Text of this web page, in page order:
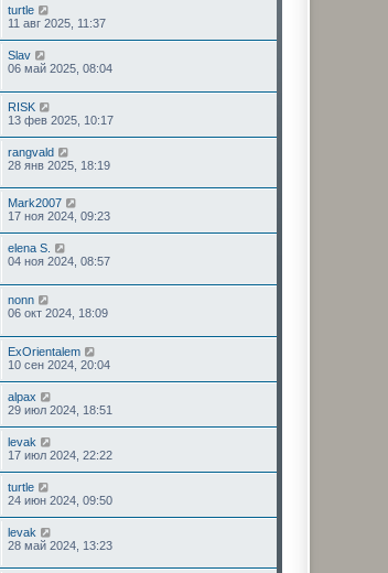
turtle
11 авг 2025, 11:37
Slav
06 май 2025, 08:04
RISK
13 фев 2025, 10:17
rangvald
28 янв 2025, 18:19
Mark2007
17 ноя 2024, 09:23
elena S.
04 ноя 2024, 08:57
nonn
06 окт 2024, 18:09
ExOrientalem
10 сен 2024, 20:04
alpax
29 июл 2024, 18:51
levak
17 июл 2024, 22:22
turtle
24 июн 2024, 09:50
levak
28 май 2024, 13:23